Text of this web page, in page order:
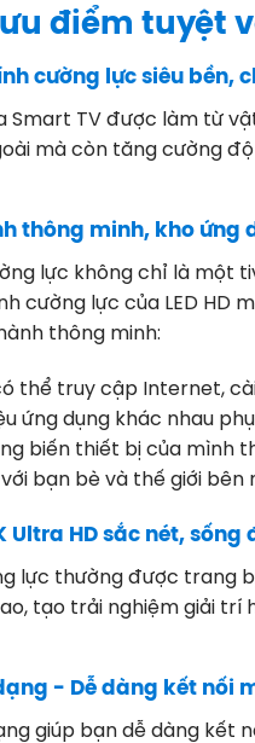
điểm tuyệt
cường lực siêu bền,
Smart TV được làm từ
mà còn tăng cường
thông minh, kho ứng
lực không chỉ là một
cường lực của LED HD
thông minh:
thể truy cập Internet,
ứng dụng khác nhau
biến thiết bị của mình
bạn bè và thế giới bên
Ultra HD sắc nét, sống
lực thường được trang
tạo trải nghiệm giải trí
- Dễ dàng kết nối
giúp bạn dễ dàng kết